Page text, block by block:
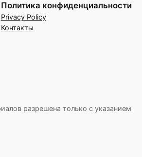
Политика конфиденциальности
Privacy Policy
Контакты
разрешена только с указанием